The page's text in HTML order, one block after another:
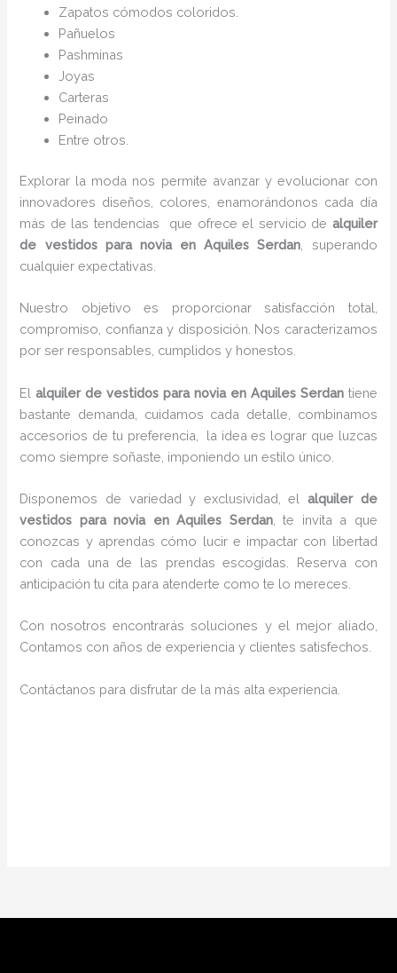
Zapatos cómodos coloridos.
Pañuelos
Pashminas
Joyas
Carteras
Peinado
Entre otros.
Explorar la moda nos permite avanzar y evolucionar con
innovadores diseños, colores, enamorándonos cada día
más de las tendencias que ofrece el servicio de alquiler
de vestidos para novia en Aquiles Serdan , superando
cualquier expectativas.
Nuestro objetivo es proporcionar satisfacción total,
compromiso, confianza y disposición. Nos caracterizamos
por ser responsables, cumplidos y honestos.
Elalquiler de vestidos para novia en Aquiles Serdan tiene
bastante demanda, cuidamos cada detalle, combinamos
accesorios de tu preferencia, la idea es lograr que luzcas
como siempre soñaste, imponiendo un estilo único.
Disponemos de variedad y exclusividad, el alquiler de
vestidos para novia en Aquiles Serdan, te invita a que
conozcas y aprendas cómo lucir e impactar con libertad
con cada una de las prendas escogidas. Reserva con
anticipación tu cita para atenderte como te lo mereces.
Con nosotros encontrarás soluciones y el mejor aliado,
Contamos con años de experiencia y clientes satisfechos.
Contáctanos para disfrutar de la más alta experiencia.